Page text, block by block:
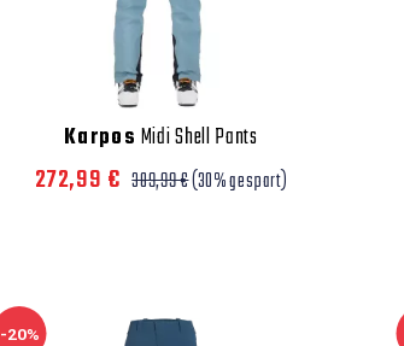
Karpos Midi Shell Pants
272,99 € 389,99 €(30% gespart)
-20%